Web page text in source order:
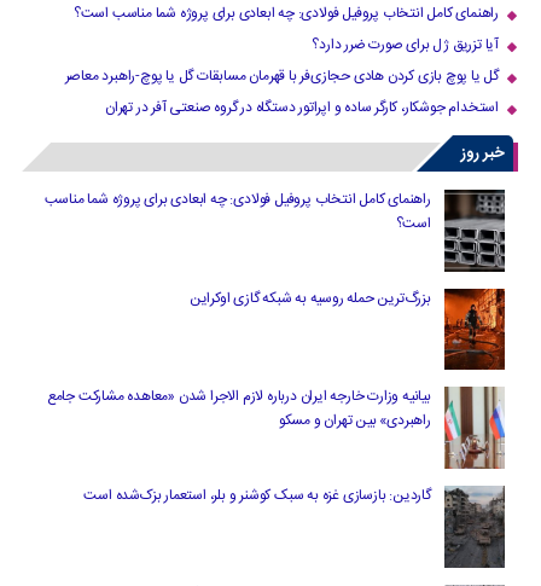
راهنمای کامل انتخاب پروفیل فولادی: چه ابعادی برای پروژه شما مناسب است؟
آیا تزریق ژل برای صورت ضرر دارد​؟
گل یا پوچ بازی کردن هادی حجازی‌فر با قهرمان مسابقات گل یا پوچ-راهبرد معاصر
استخدام جوشکار، کارگر ساده و اپراتور دستگاه در گروه صنعتی آفر در تهران
خبر روز
راهنمای کامل انتخاب پروفیل فولادی: چه ابعادی برای پروژه شما مناسب
است؟
بزرگ‌ترین حمله روسیه به شبکه گازی اوکراین
بیانیه وزارت خارجه ایران درباره لازم‌ الاجرا شدن «معاهده مشارکت جامع
راهبردی» بین تهران و مسکو
گاردین: بازسازی غزه به سبک کوشنر و بلر، استعمار بزک‌شده است